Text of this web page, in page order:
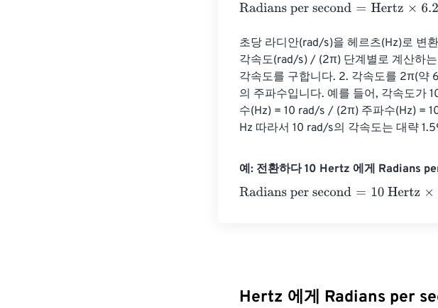
Radians per second=Hertz×
초당 라디안(rad/s)을 헤르츠(Hz)로 변
각속도(rad/s) / (2π) 단계별로 계산하
각속도를 구합니다. 2. 각속도를 2π(약
의 주파수입니다. 예를 들어, 각속도가
수(Hz) = 10 rad/s / (2π) 주파수(Hz) =
Hz 따라서 10 rad/s의 각속도는 대략
예: 전환하다 10 Hertz 에게 Radians
Radians per second=10 Hertz×
Hertz 에게 Radians per